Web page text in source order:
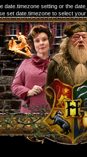
setting or the
set date.timezone to